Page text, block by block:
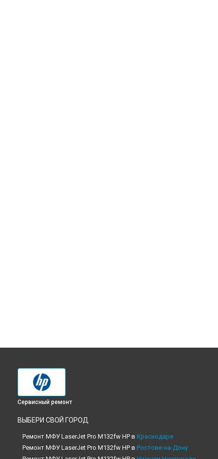
Сервисный ремонт
ВЫБЕРИ СВОЙ ГОРОД
Ремонт МФУ LaserJet Pro M132fw HP в Краснодаре
Ремонт МФУ LaserJet Pro M132fw HP в Ростове-на-Дону